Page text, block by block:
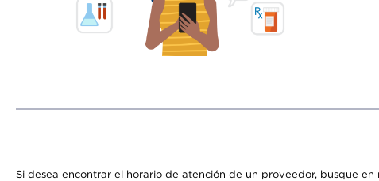
Si desea encontrar el horario de atención de un proveedor, busque